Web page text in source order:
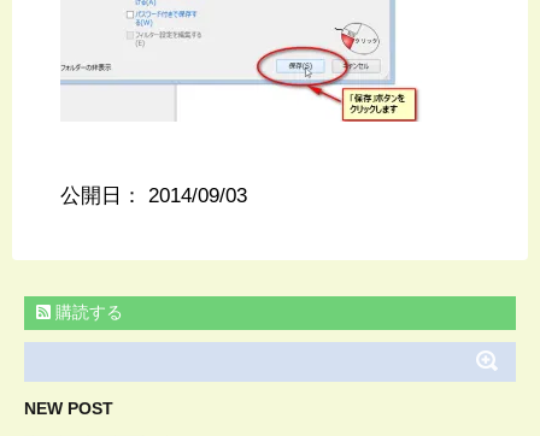
公開日： 2014/09/03
購読する
NEW POST